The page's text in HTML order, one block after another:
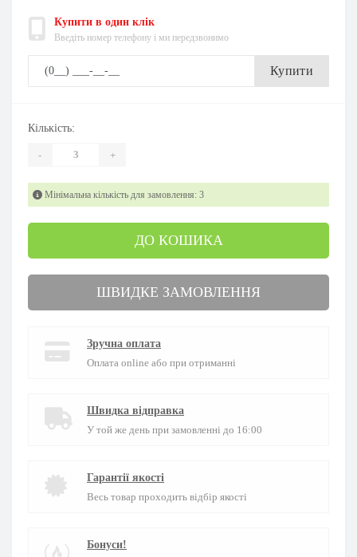
Купити в один клік
Введіть номер телефону і ми передзвонимо
Купити
Кількість:
- +
Мінімальна кількість для замовлення: 3
ДО КОШИКА
ШВИДКЕ ЗАМОВЛЕННЯ
Зручна оплата
Оплата online або при отриманні
Швидка відправка
У той же день при замовленні до 16:00
Гарантії якості
Весь товар проходить відбір якості
Бонуси!